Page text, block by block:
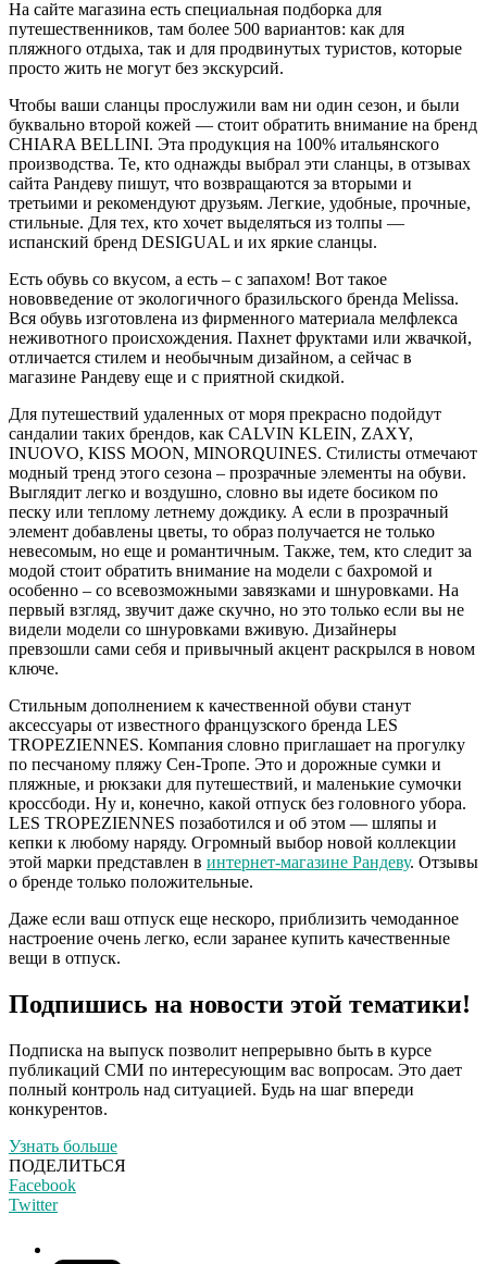
На сайте магазина есть специальная подборка для
путешественников, там более 500 вариантов: как для
пляжного отдыха, так и для продвинутых туристов, которые
просто жить не могут без экскурсий.
Чтобы ваши сланцы прослужили вам ни один сезон, и были
буквально второй кожей — стоит обратить внимание на бренд
CHIARA BELLINI. Эта продукция на 100% итальянского
производства. Те, кто однажды выбрал эти сланцы, в отзывах
сайта Рандеву пишут, что возвращаются за вторыми и
третьими и рекомендуют друзьям. Легкие, удобные, прочные,
стильные. Для тех, кто хочет выделяться из толпы —
испанский бренд DESIGUAL и их яркие сланцы.
Есть обувь со вкусом, а есть – с запахом! Вот такое
нововведение от экологичного бразильского бренда Melissa.
Вся обувь изготовлена из фирменного материала мелфлекса
неживотного происхождения. Пахнет фруктами или жвачкой,
отличается стилем и необычным дизайном, а сейчас в
магазине Рандеву еще и с приятной скидкой.
Для путешествий удаленных от моря прекрасно подойдут
сандалии таких брендов, как CALVIN KLEIN, ZAXY,
INUOVO, KISS MOON, MINORQUINES. Стилисты отмечают
модный тренд этого сезона – прозрачные элементы на обуви.
Выглядит легко и воздушно, словно вы идете босиком по
песку или теплому летнему дождику. А если в прозрачный
элемент добавлены цветы, то образ получается не только
невесомым, но еще и романтичным. Также, тем, кто следит за
модой стоит обратить внимание на модели с бахромой и
особенно – со всевозможными завязками и шнуровками. На
первый взгляд, звучит даже скучно, но это только если вы не
видели модели со шнуровками вживую. Дизайнеры
превзошли сами себя и привычный акцент раскрылся в новом
ключе.
Стильным дополнением к качественной обуви станут
аксессуары от известного французского бренда LES
TROPEZIENNES. Компания словно приглашает на прогулку
по песчаному пляжу Сен-Тропе. Это и дорожные сумки и
пляжные, и рюкзаки для путешествий, и маленькие сумочки
кроссбоди. Ну и, конечно, какой отпуск без головного убора.
LES TROPEZIENNES позаботился и об этом — шляпы и
кепки к любому наряду. Огромный выбор новой коллекции
этой марки представлен в интернет-магазине Рандеву. Отзывы
о бренде только положительные.
Даже если ваш отпуск еще нескоро, приблизить чемоданное
настроение очень легко, если заранее купить качественные
вещи в отпуск.
Подпишись на новости этой тематики!
Подписка на выпуск позволит непрерывно быть в курсе
публикаций СМИ по интересующим вас вопросам. Это дает
полный контроль над ситуацией. Будь на шаг впереди
конкурентов.
Узнать больше
ПОДЕЛИТЬСЯ
Facebook
Twitter